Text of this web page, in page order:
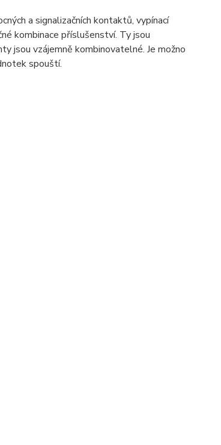
a signalizačních kontaktů, vypínací
kombinace příslušenství. Ty jsou
jsou vzájemně kombinovatelné. Je možno
spouští.